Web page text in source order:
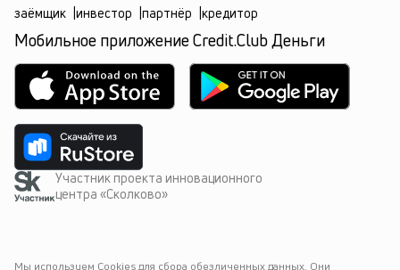
Мы используем Cookies для сбора обезличенных данных. Они
заёмщик инвестор партнёр кредитор
Мобильное приложение Credit.Club Деньги
Участник проекта инновационного
центра «Сколково»